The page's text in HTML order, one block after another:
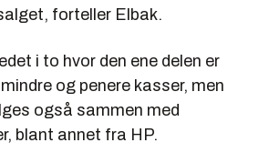
forteller Elbak.
i to hvor den ene delen er
og penere kasser, men
også sammen med
blant annet fra HP.